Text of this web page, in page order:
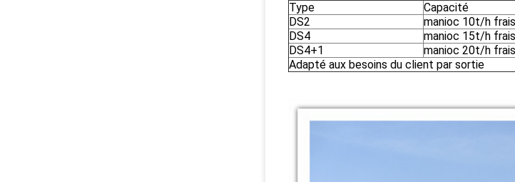
Type Capacité
DS2
manioc 10t/h frais
DS4
manioc 15t/h frais
DS4+1
manioc 20t/h frais
Adapté aux besoins du client par sortie